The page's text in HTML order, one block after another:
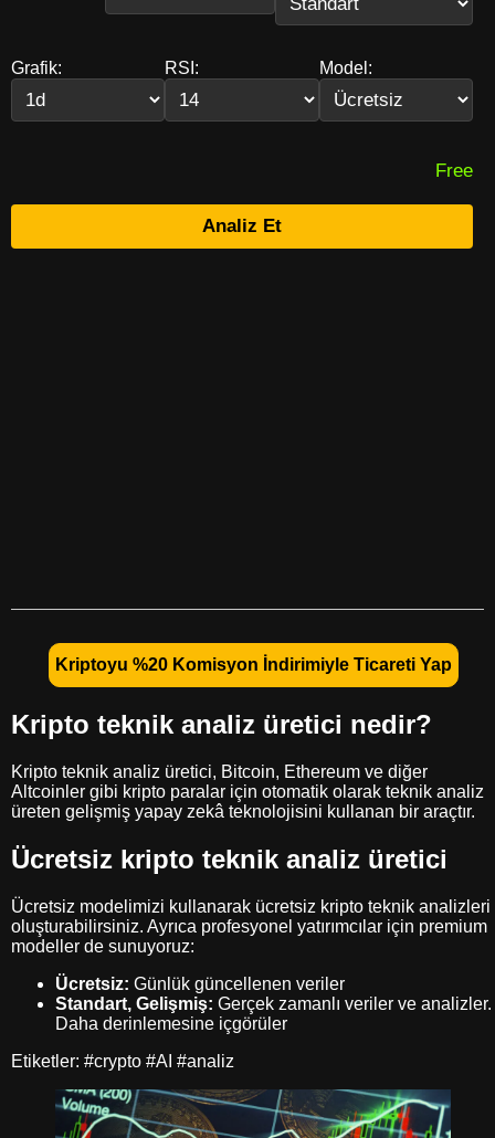
Grafik: RSI: Model:
Free
Analiz Et
Kriptoyu %20 Komisyon İndirimiyle Ticareti Yap
Kripto teknik analiz üretici nedir?
Kripto teknik analiz üretici, Bitcoin, Ethereum ve diğer
Altcoinler gibi kripto paralar için otomatik olarak teknik analiz
üreten gelişmiş yapay zekâ teknolojisini kullanan bir araçtır.
Ücretsiz kripto teknik analiz üretici
Ücretsiz modelimizi kullanarak ücretsiz kripto teknik analizleri
oluşturabilirsiniz. Ayrıca profesyonel yatırımcılar için premium
modeller de sunuyoruz:
Ücretsiz: Günlük güncellenen veriler
Standart, Gelişmiş: Gerçek zamanlı veriler ve analizler.
Daha derinlemesine içgörüler
Etiketler: #crypto #AI #analiz